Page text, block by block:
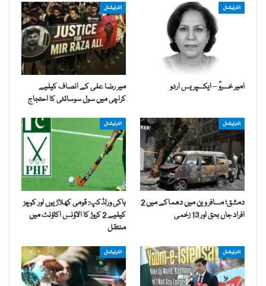
انٹرنیشنل
امیر خسروؒ – ایکسپریس اردو
انٹرنیشنل
میر رضا علی کے انصاف کیلیے
کراچی میں سول سوسائٹی کا احتجاج
انٹرنیشنل
دمشق؛ مسافر وین میں دھماکے میں 2
افراد جاں بحق اور 13 زخمی
انٹرنیشنل
ہاکی ورلڈکپ: قومی کھلاڑیوں اور کوچز
کیلیے 2 کروڑ کا الاؤنس اکاؤنٹ میں
منتقل
انٹرنیشنل انٹرنیشنل